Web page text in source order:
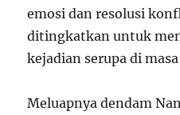
emosi dan resolusi
ditingkatkan untuk
kejadian serupa di
Meluapnya dendam